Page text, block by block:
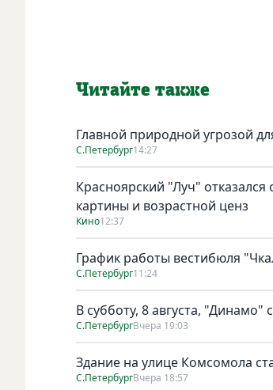
Читайте также
Главной природной угрозой
С.Петербург14:27
Красноярский "Луч"
картины и возрастной ценз
Кино12:37
График работы вестибюля
С.Петербург11:24
В субботу, 8 августа, "Динамо"
С.ПетербургВчера 19:03
Здание на улице Комсомола
С.ПетербургВчера 18:57